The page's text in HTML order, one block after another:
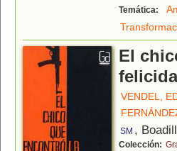
Temática:
El
VENDEL,
SM ,
Colección: